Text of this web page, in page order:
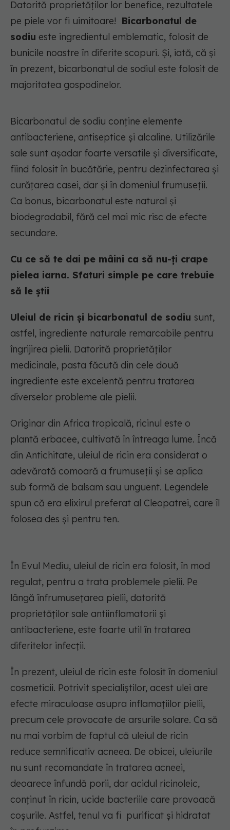
Datorită proprietăților lor benefice, rezultatele
pe piele vor fi uimitoare! Bicarbonatul de
sodiu este ingredientul emblematic, folosit de
bunicile noastre în diferite scopuri. Și, iată, că și
în prezent, bicarbonatul de sodiul este folosit de
majoritatea gospodinelor.
Bicarbonatul de sodiu conține elemente
antibacteriene, antiseptice și alcaline. Utilizările
sale sunt așadar foarte versatile și diversificate,
fiind folosit în bucătărie, pentru dezinfectarea și
curățarea casei, dar și în domeniul frumuseții.
Ca bonus, bicarbonatul este natural și
biodegradabil, fără cel mai mic risc de efecte
secundare.
Cu ce să te dai pe mâini ca să nu-ți crape
pielea iarna. Sfaturi simple pe care trebuie
să le știi
Uleiul de ricin și bicarbonatul de sodiu sunt,
astfel, ingrediente naturale remarcabile pentru
îngrijirea pielii. Datorită proprietăților
medicinale, pasta făcută din cele două
ingrediente este excelentă pentru tratarea
diverselor probleme ale pielii.
Originar din Africa tropicală, ricinul este o
plantă erbacee, cultivată în întreaga lume. Încă
din Antichitate, uleiul de ricin era considerat o
adevărată comoară a frumuseții și se aplica
sub formă de balsam sau unguent. Legendele
spun că era elixirul preferat al Cleopatrei, care îl
folosea des și pentru ten.
În Evul Mediu, uleiul de ricin era folosit, în mod
regulat, pentru a trata problemele pielii. Pe
lângă înfrumusețarea pielii, datorită
proprietăților sale antiinflamatorii și
antibacteriene, este foarte util în tratarea
diferitelor infecții.
În prezent, uleiul de ricin este folosit în domeniul
cosmeticii. Potrivit specialiștilor, acest ulei are
efecte miraculoase asupra inflamațiilor pielii,
precum cele provocate de arsurile solare. Ca să
nu mai vorbim de faptul că uleiul de ricin
reduce semnificativ acneea. De obicei, uleiurile
nu sunt recomandate în tratarea acneei,
deoarece înfundă porii, dar acidul ricinoleic,
conținut în ricin, ucide bacteriile care provoacă
coșurile. Astfel, tenul va fi purificat și hidratat